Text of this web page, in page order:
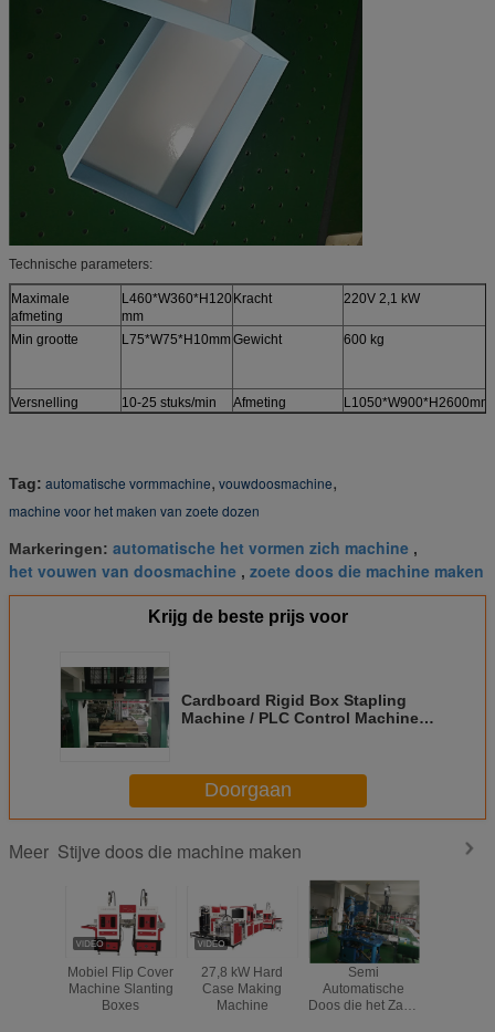
Technische parameters:
Maximale
afmeting
L460*W360*H120
mm
Kracht 220V 2,1 kW
Min grootte L75*W75*H10mmGewicht 600 kg
Versnelling 10-25 stuks/min Afmeting L1050*W900*H2600mm
Tag: automatische vormmachine, vouwdoosmachine,
machine voor het maken van zoete dozen
Markeringen: automatische het vormen zich machine ,
het vouwen van doosmachine , zoete doos die machine maken
Krijg de beste prijs voor
Cardboard Rigid Box Stapling
Machine / PLC Control Machine
Doorgaan
Meer Stijve doos die machine maken
Mobiel Flip Cover
Machine Slanting
Boxes
27,8 kW Hard
Case Making
Machine
Semi
Automatische
Doos die het Zand